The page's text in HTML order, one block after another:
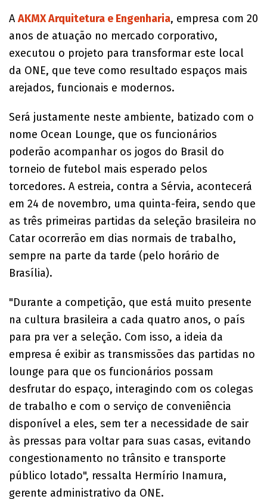
A AKMX Arquitetura e Engenharia, empresa com 20
anos de atuação no mercado corporativo,
executou o projeto para transformar este local
da ONE, que teve como resultado espaços mais
arejados, funcionais e modernos.
Será justamente neste ambiente, batizado com o
nome Ocean Lounge, que os funcionários
poderão acompanhar os jogos do Brasil do
torneio de futebol mais esperado pelos
torcedores. A estreia, contra a Sérvia, acontecerá
em 24 de novembro, uma quinta-feira, sendo que
as três primeiras partidas da seleção brasileira no
Catar ocorrerão em dias normais de trabalho,
sempre na parte da tarde (pelo horário de
Brasília).
"Durante a competição, que está muito presente
na cultura brasileira a cada quatro anos, o país
para pra ver a seleção. Com isso, a ideia da
empresa é exibir as transmissões das partidas no
lounge para que os funcionários possam
desfrutar do espaço, interagindo com os colegas
de trabalho e com o serviço de conveniência
disponível a eles, sem ter a necessidade de sair
às pressas para voltar para suas casas, evitando
congestionamento no trânsito e transporte
público lotado", ressalta Hermírio Inamura,
gerente administrativo da ONE.